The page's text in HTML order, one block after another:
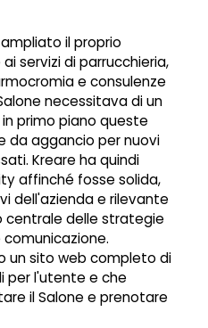
il proprio
servizi di parrucchieria,
e consulenze
necessitava di un
primo piano queste
da aggancio per nuovi
Kreare ha quindi
affinché fosse solida,
dell'azienda e rilevante
centrale delle strategie
un sito web completo di
per l'utente e che
il Salone e prenotare